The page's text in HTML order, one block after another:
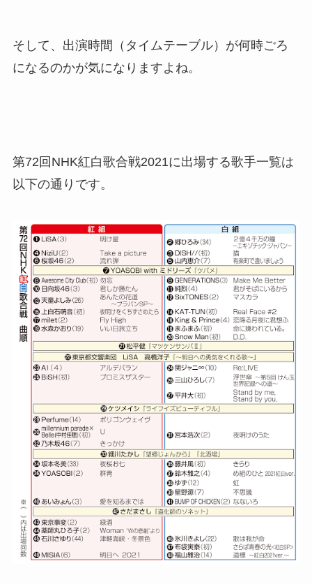
そして、出演時間（タイムテーブル）が何時ごろ
になるのかが気になりますよね。
第72回NHK紅白歌合戦2021に出場する歌手一覧は
以下の通りです。